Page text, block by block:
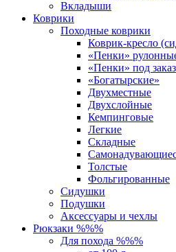
Вкладыши
Коврики
Походные коврики
Коврик-кресло
«Пенки»
«Пенки» под заказ
«Богатырские»
Двухместные
Двухслойные
Кемпинговые
Легкие
Складные
Толстые
Фольгированные
Сидушки
Подушки
Аксессуары и чехлы
Рюкзаки %%%
Для похода %%%